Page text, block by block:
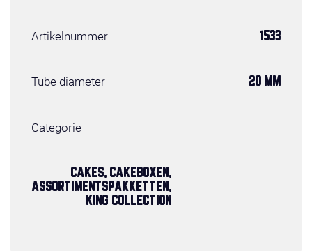
Artikelnummer 1533
Tube diameter 20 MM
Categorie
CAKES, CAKEBOXEN,
ASSORTIMENTSPAKKETTEN,
KING COLLECTION